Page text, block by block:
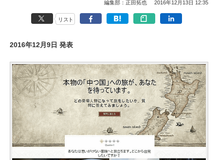
編集部：正田拓也 2016年12月13日 12:35
リスト
2016年12月9日 発表